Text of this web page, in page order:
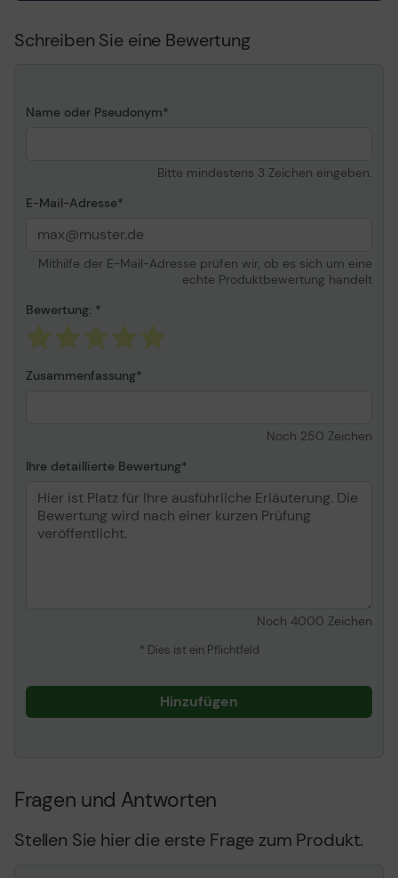
Service und Support
Erweiterte
Austausch - 3 Jahre -
Ferndiagnose - 3 Jahre
Informationen zur Kompatibilität
Entwickelt für
Schreiben Sie eine Bewertung
Name oder Pseudonym
Bitte mindestens 3 Zeichen eingeben.
E-Mail-Adresse
Mithilfe der E-Mail-Adresse prüfen wir, ob es sich um eine
echte Produktbewertung handelt
Bewertung:
Zusammenfassung
Noch 250 Zeichen
Ihre detaillierte Bewertung
Noch 4000 Zeichen
* Dies ist ein Pflichtfeld
Hinzufügen
Fragen und Antworten
Stellen Sie hier die erste Frage zum Produkt.